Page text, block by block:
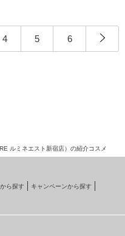
4 5 6
ルミネエスト新宿店）の紹介コスメ
ら探す キャンペーンから探す